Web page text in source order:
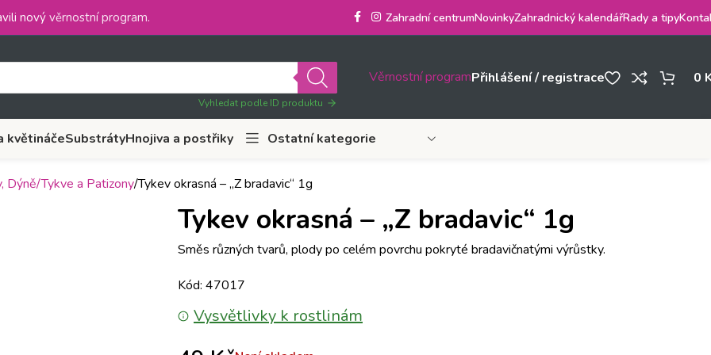
nový věrnostní program. Zahradní centrumNovinkyZahradnický kalendářRady a tipy
Vyhledat podle ID produktu
Věrnostní programPřihlášení / registrace 0
květináčeSubstrátyHnojiva a postřiky Ostatní kategorie
Dýně/Tykve a Patizony Tykev okrasná – „Z bradavic“ 1g
Tykev okrasná – „Z bradavic“ 1g
Směs různých tvarů, plody po celém povrchu pokryté bradavičnatými výrůstky.
Kód: 47017
Vysvětlivky k rostlinám